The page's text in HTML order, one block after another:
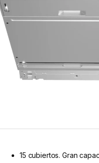
15 cubiertos. Gran